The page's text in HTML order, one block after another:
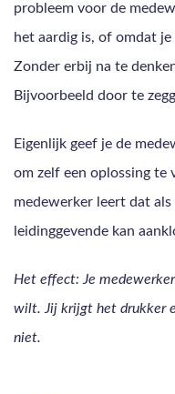
probleem voor de
het aardig is, of omdat
Zonder erbij na te
Bijvoorbeeld door te
Eigenlijk geef je de
om zelf een oplossing te
medewerker leert dat
leidinggevende kan
Het effect: Je
wilt. Jij krijgt het drukker
niet.